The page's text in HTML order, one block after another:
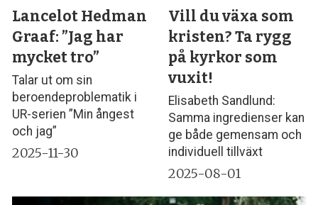
Lancelot Hedman
Graaf: ”Jag har
mycket tro”
Talar ut om sin
beroendeproblematik i
UR-serien ”Min ångest
och jag”
2025-11-30
Vill du växa som
kristen? Ta rygg
på kyrkor som
vuxit!
Elisabeth Sandlund:
Samma ingredienser kan
ge både gemensam och
individuell tillväxt
2025-08-01